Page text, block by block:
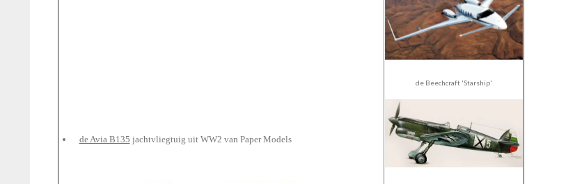
de Avia B135 jachtvliegtuig uit WW2 van Paper Models
de Beechcraft 'Starship'